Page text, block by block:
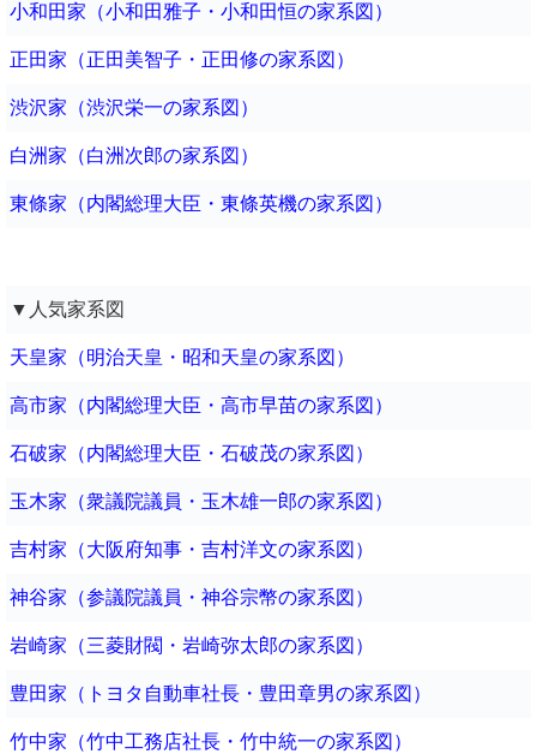
小和田家（小和田雅子・小和田恒の家系図）
正田家（正田美智子・正田修の家系図）
渋沢家（渋沢栄一の家系図）
白洲家（白洲次郎の家系図）
東條家（内閣総理大臣・東條英機の家系図）
▼人気家系図
天皇家（明治天皇・昭和天皇の家系図）
高市家（内閣総理大臣・高市早苗の家系図）
石破家（内閣総理大臣・石破茂の家系図）
玉木家（衆議院議員・玉木雄一郎の家系図）
吉村家（大阪府知事・吉村洋文の家系図）
神谷家（参議院議員・神谷宗幣の家系図）
岩崎家（三菱財閥・岩崎弥太郎の家系図）
豊田家（トヨタ自動車社長・豊田章男の家系図）
竹中家（竹中工務店社長・竹中統一の家系図）